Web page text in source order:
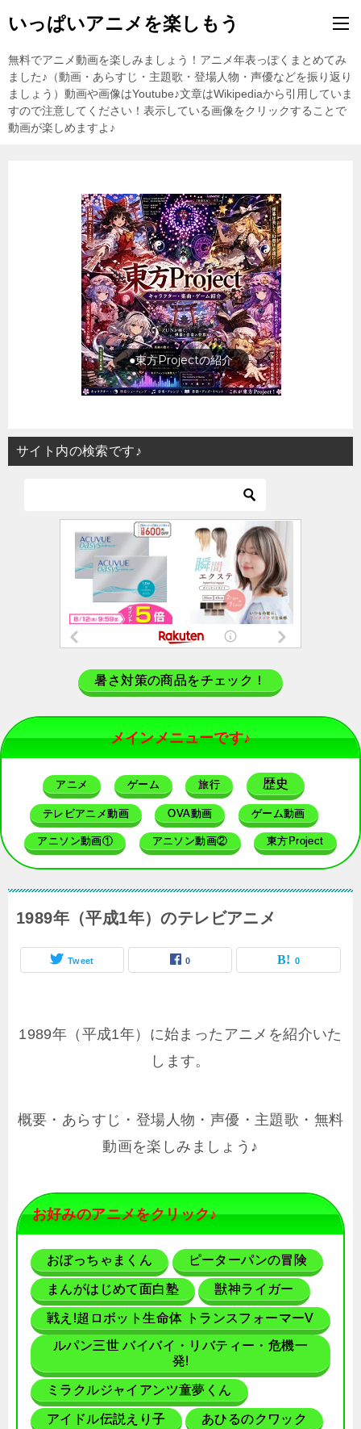
いっぱいアニメを楽しもう
無料でアニメ動画を楽しみましょう！アニメ年表っぽくまとめてみ
ました♪（動画・あらすじ・主題歌・登場人物・声優などを振り返り
ましょう）動画や画像はYoutube♪文章はWikipediaから引用していま
すので注意してください！表示している画像をクリックすることで
動画が楽しめますよ♪
●東方Projectの紹介
サイト内の検索です♪
暑さ対策の商品をチェック！
メインメニューです♪
アニメ ゲーム 旅行 歴史
テレビアニメ動画 OVA動画 ゲーム動画
アニソン動画① アニソン動画② 東方Project
1989年（平成1年）のテレビアニメ
Tweet 0 0
1989年（平成1年）に始まったアニメを紹介いた
します。
概要・あらすじ・登場人物・声優・主題歌・無料
動画を楽しみましょう♪
お好みのアニメをクリック♪
おぼっちゃまくん ピーターパンの冒険
まんがはじめて面白塾 獣神ライガー
戦え!超ロボット生命体 トランスフォーマーV
ルパン三世 バイバイ・リバティー・危機一
発!
ミラクルジャイアンツ童夢くん
アイドル伝説えり子 あひるのクワック